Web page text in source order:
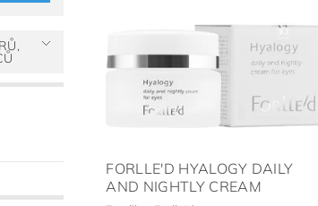
FORLLE'D HYALOGY DAILY
AND NIGHTLY CREAM